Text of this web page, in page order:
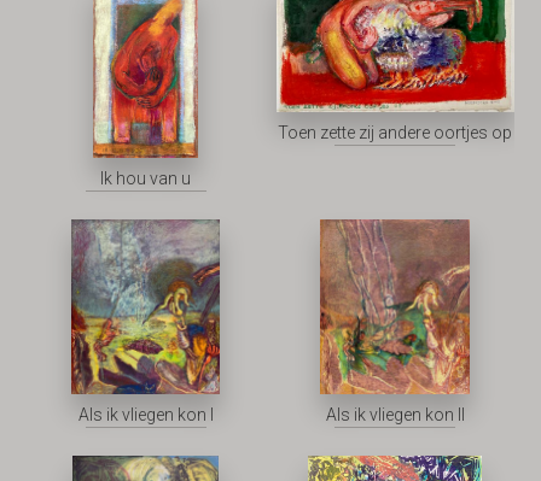
Ik hou van u
Toen zette zij andere oortjes op
Als ik vliegen kon I Als ik vliegen kon II